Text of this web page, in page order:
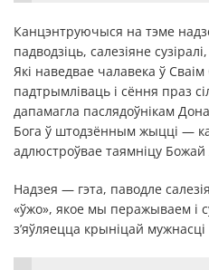
Канцэнтруючыся на тэме
падводзіць, салезіяне
Які наведвае чалавека ў
падтрымліваць і сёння праз
дапамагла паслядоўнікам
Бога ў штодзённым жыцці —
адлюстроўвае таямніцу Божай
Надзея — гэта, паводле
«ўжо», якое мы перажываем і
з’яўляецца крыніцай